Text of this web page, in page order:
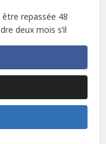
être repassée 48
deux mois s’il